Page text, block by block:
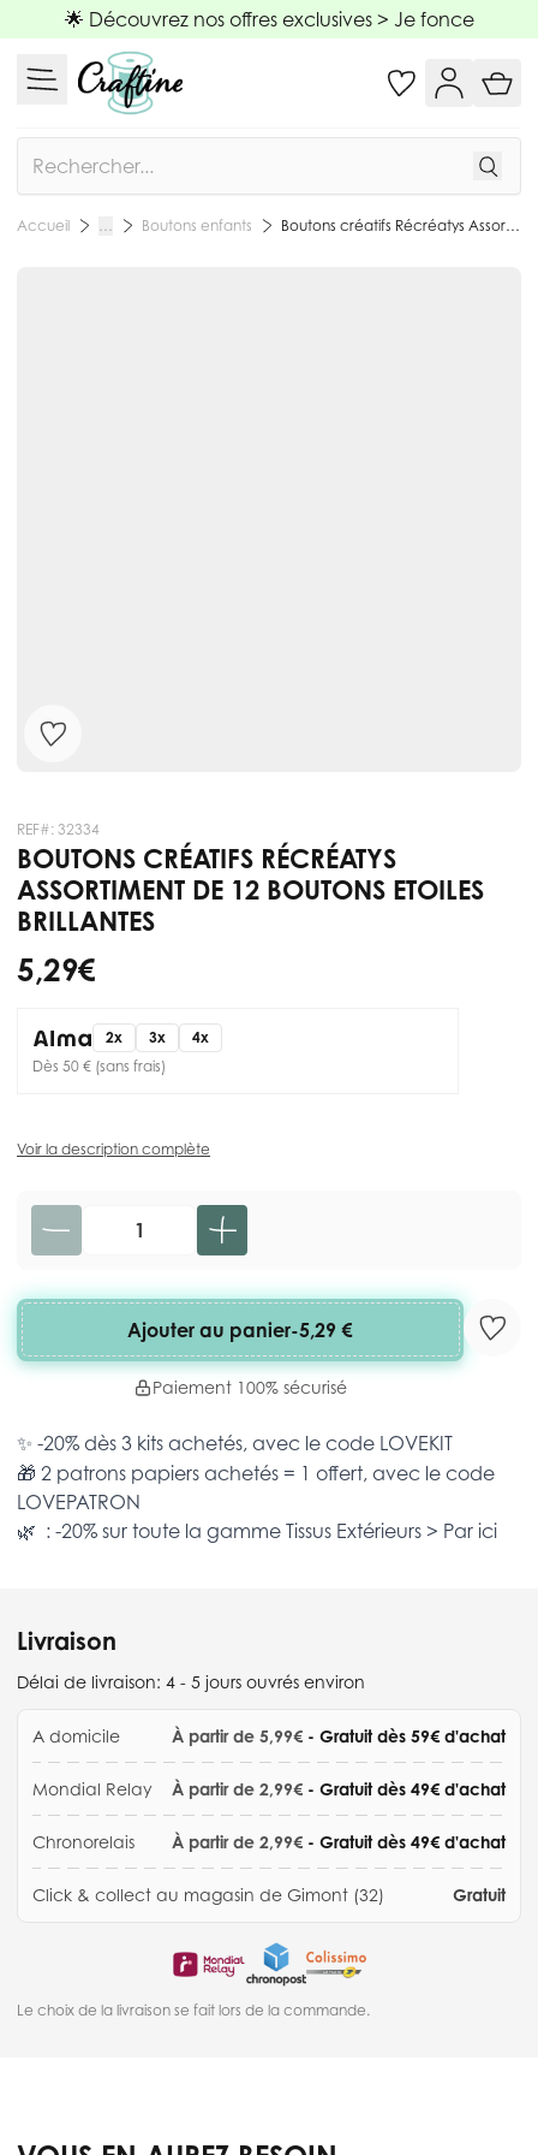
Allez au contenu
🌟 Découvrez nos offres exclusives > Je fonce
Accueil … Boutons enfants Boutons créatifs Récréatys Assortiment de 12 boutons Etoiles brillantes
REF#: 32334
BOUTONS CRÉATIFS RÉCRÉATYS
ASSORTIMENT DE 12 BOUTONS ETOILES
BRILLANTES
5,29 €
2x 3x
4x
Dès 50 € (sans frais)
Voir la description complète
Quantité
Ajouter au panier-5,29 €
Paiement 100% sécurisé
✨ -20% dès 3 kits achetés, avec le code LOVEKIT
🎁 2 patrons papiers achetés = 1 offert, avec le code
LOVEPATRON
🌿 : -20% sur toute la gamme Tissus Extérieurs > Par ici
Livraison
Délai de livraison: 4 - 5 jours ouvrés environ
A domicile À partir de 5,99€ - Gratuit dès 59€ d'achat
Mondial Relay À partir de 2,99€ - Gratuit dès 49€ d'achat
Chronorelais À partir de 2,99€ - Gratuit dès 49€ d'achat
Click & collect au magasin de Gimont (32) Gratuit
Le choix de la livraison se fait lors de la commande.